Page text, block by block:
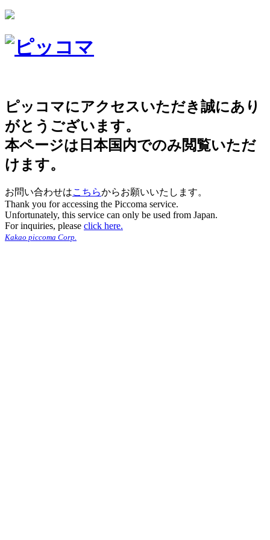
ピッコマにアクセスいただき誠にあり
がとうございます。
本ページは日本国内でのみ閲覧いただ
けます。
お問い合わせはこちらからお願いいたします。
Thank you for accessing the Piccoma service.
Unfortunately, this service can only be used from Japan.
For inquiries, please click here.
Kakao piccoma Corp.